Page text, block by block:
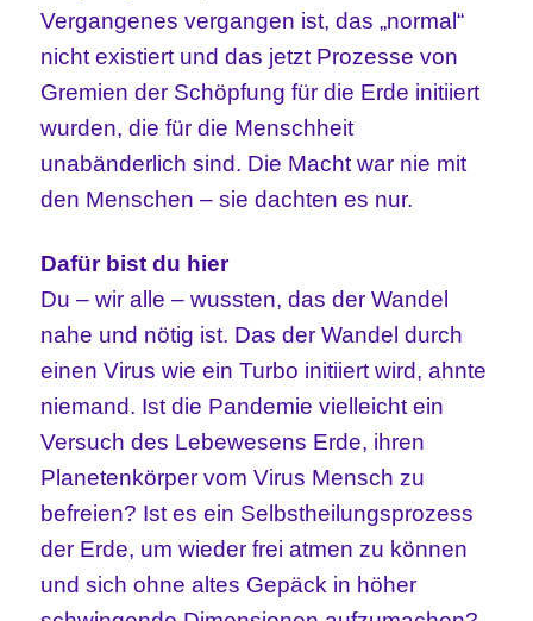
Vergangenes vergangen ist, das „normal“
nicht existiert und das jetzt Prozesse von
Gremien der Schöpfung für die Erde initiiert
wurden, die für die Menschheit
unabänderlich sind. Die Macht war nie mit
den Menschen – sie dachten es nur.
Dafür bist du hier
Du – wir alle – wussten, das der Wandel
nahe und nötig ist. Das der Wandel durch
einen Virus wie ein Turbo initiiert wird, ahnte
niemand. Ist die Pandemie vielleicht ein
Versuch des Lebewesens Erde, ihren
Planetenkörper vom Virus Mensch zu
befreien? Ist es ein Selbstheilungsprozess
der Erde, um wieder frei atmen zu können
und sich ohne altes Gepäck in höher